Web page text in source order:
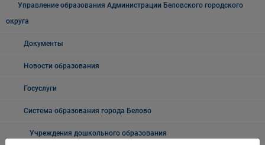
Управление образования Администрации Беловского городского
округа
Документы
Новости образования
Госуслуги
Система образования города Белово
Учреждения дошкольного образования